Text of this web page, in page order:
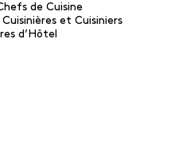
de Cuisine
et Cuisiniers
d’Hôtel